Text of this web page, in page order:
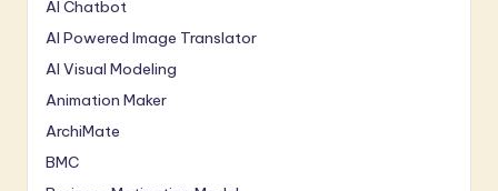
AI Chatbot
AI Powered Image Translator
AI Visual Modeling
Animation Maker
ArchiMate
BMC